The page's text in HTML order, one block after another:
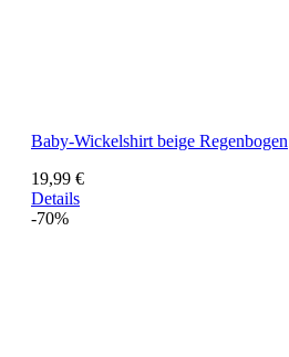
Baby-Wickelshirt beige Regenbogen
19,99 €
Details
-70%